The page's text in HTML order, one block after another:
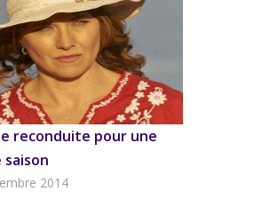
reconduite pour une
saison
2014